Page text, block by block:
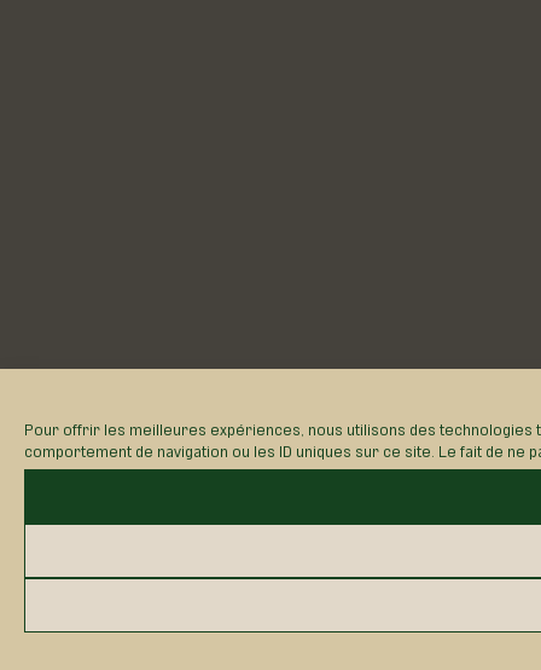
Pour offrir les meilleures expériences, nous utilisons des
comportement de navigation ou les ID uniques sur ce site. Le fait de